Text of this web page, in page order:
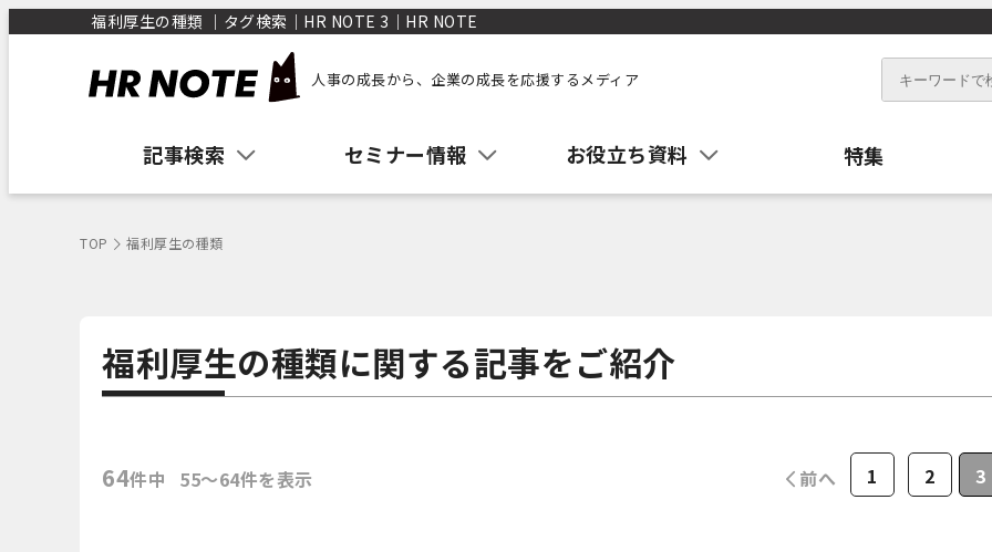
福利厚生の種類 ｜タグ検索｜HR NOTE 3｜HR NOTE
人事の成長から、企業の成長を応援するメディア
記事検索 セミナー情報 お役立ち資料 特集
TOP 福利厚生の種類
福利厚生の種類に関する記事をご紹介
64件中 55〜64件を表示 前へ 1 2 3